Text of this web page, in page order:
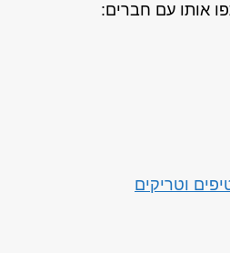
אותו עם חברים:
וטריקים